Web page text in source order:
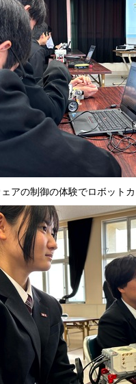
アの制御の体験でロボット